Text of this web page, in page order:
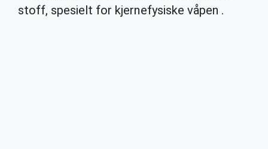
stoff, spesielt for kjernefysiske våpen .